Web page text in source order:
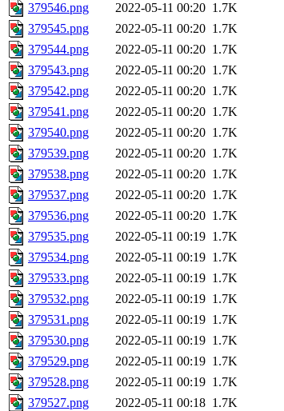
379546.png
2022-05-11 00:20 1.7K
379545.png
2022-05-11 00:20 1.7K
379544.png
2022-05-11 00:20 1.7K
379543.png
2022-05-11 00:20 1.7K
379542.png
2022-05-11 00:20 1.7K
379541.png
2022-05-11 00:20 1.7K
379540.png
2022-05-11 00:20 1.7K
379539.png
2022-05-11 00:20 1.7K
379538.png
2022-05-11 00:20 1.7K
379537.png
2022-05-11 00:20 1.7K
379536.png
2022-05-11 00:20 1.7K
379535.png
2022-05-11 00:19 1.7K
379534.png
2022-05-11 00:19 1.7K
379533.png
2022-05-11 00:19 1.7K
379532.png
2022-05-11 00:19 1.7K
379531.png
2022-05-11 00:19 1.7K
379530.png
2022-05-11 00:19 1.7K
379529.png
2022-05-11 00:19 1.7K
379528.png
2022-05-11 00:19 1.7K
379527.png
2022-05-11 00:18 1.7K